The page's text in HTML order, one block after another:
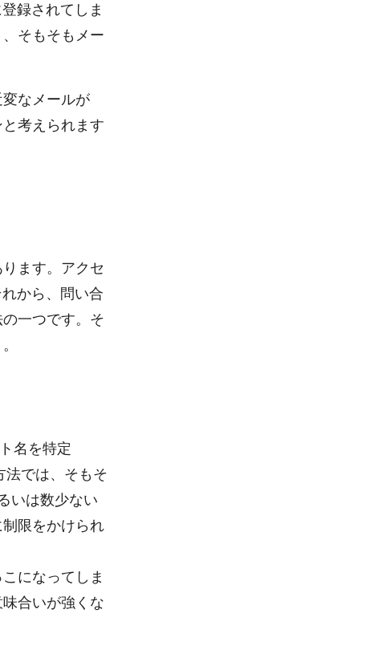
録されてしま
そもそもメー
なメールが
考えられます
ます。アクセ
から、問い合
一つです。そ
名を特定
法では、そもそ
いは数少ない
限をかけられ
になってしま
合いが強くな